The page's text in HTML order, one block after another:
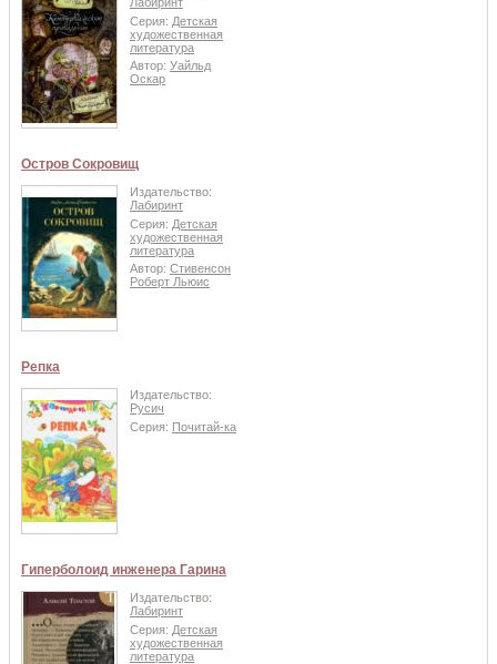
Лабиринт
Серия: Детская
художественная
литература
Автор: Уайльд
Оскар
Остров Сокровищ
Издательство:
Лабиринт
Серия: Детская
художественная
литература
Автор: Стивенсон
Роберт Льюис
Репка
Издательство:
Русич
Серия: Почитай-ка
Гиперболоид инженера Гарина
Издательство:
Лабиринт
Серия: Детская
художественная
литература